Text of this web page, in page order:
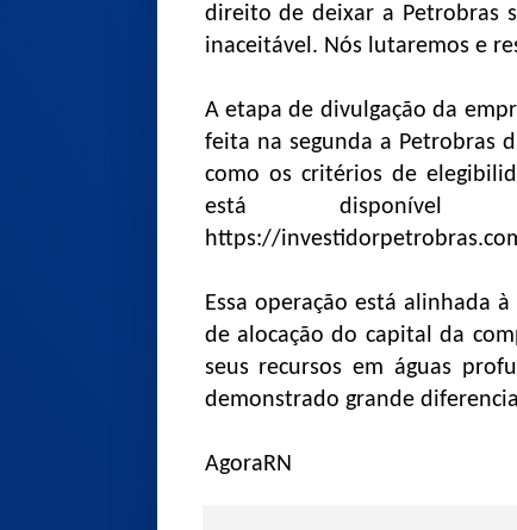
direito de deixar a Petrobras
inaceitável. Nós lutaremos e
A etapa de divulgação da
feita na segunda a Petrobras
como os critérios de
está
https://
Essa operação está alinhada
de alocação do capital da
seus recursos em águas
demonstrado grande
AgoraRN